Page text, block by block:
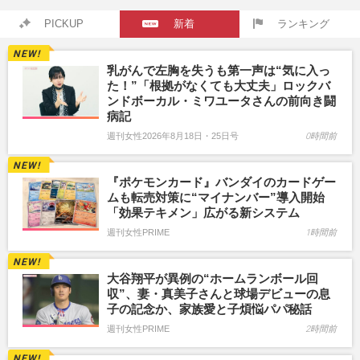
PICKUP 新着 ランキング
乳がんで左胸を失うも第一声は“気に入っ
た！”「根拠がなくても大丈夫」ロックバ
ンドボーカル・ミワユータさんの前向き闘
病記
週刊女性2026年8月18日・25日号 0時間前
『ポケモンカード』バンダイのカードゲー
ムも転売対策に“マイナンバー”導入開始
「効果テキメン」広がる新システム
週刊女性PRIME 1時間前
大谷翔平が異例の“ホームランボール回
収”、妻・真美子さんと球場デビューの息
子の記念か、家族愛と子煩悩パパ秘話
週刊女性PRIME 2時間前